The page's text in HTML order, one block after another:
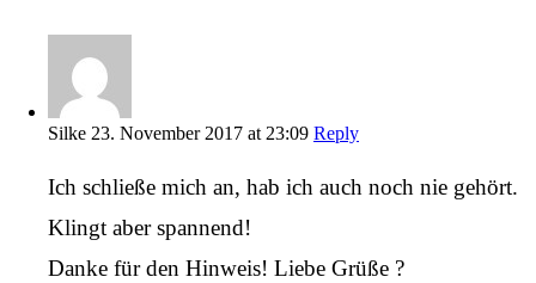
Silke 23. November 2017 at 23:09 Reply
Ich schließe mich an, hab ich auch noch nie gehört.
Klingt aber spannend!
Danke für den Hinweis! Liebe Grüße ?